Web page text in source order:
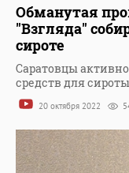
Обманутая
"Взгляда"
сироте
Саратовцы
средств для сироты
20 октября 2022